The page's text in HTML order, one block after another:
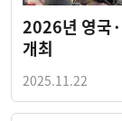
2026년 영국
개최
2025.11.22